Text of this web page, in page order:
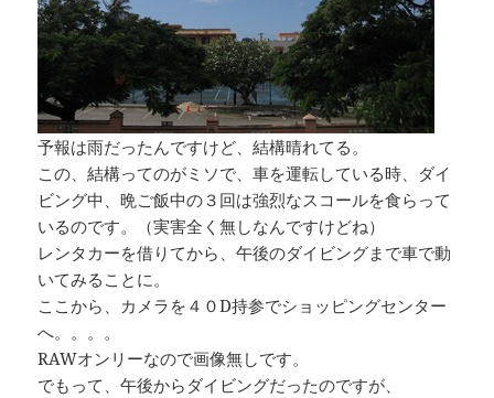
予報は雨だったんですけど、結構晴れてる。
この、結構ってのがミソで、車を運転している時、ダイ
ビング中、晩ご飯中の３回は強烈なスコールを食らって
いるのです。（実害全く無しなんですけどね）
レンタカーを借りてから、午後のダイビングまで車で動
いてみることに。
ここから、カメラを４０D持参でショッピングセンター
へ。。。。
RAWオンリーなので画像無しです。
でもって、午後からダイビングだったのですが、